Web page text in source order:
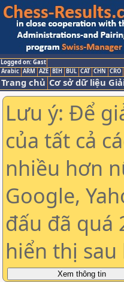
Logged on: Gast
Arabic ARM AZE BIH BUL CAT CHN CRO
Trang chủ Cơ sở dữ liệu
Lưu ý: Để
của tất cả
nhiều hơn
Google,
đấu đã quá
hiển thị